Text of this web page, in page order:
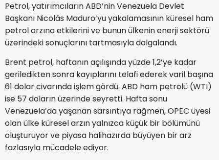
Petrol, yatırımcıların ABD’nin Venezuela Devlet
Başkanı Nicolás Maduro’yu yakalamasının küresel ham
petrol arzına etkilerini ve bunun ülkenin enerji sektörü
üzerindeki sonuçlarını tartmasıyla dalgalandı.
Brent petrol, haftanın açılışında yüzde 1,2’ye kadar
geriledikten sonra kayıplarını telafi ederek varil başına
61 dolar civarında işlem gördü. ABD ham petrolü (WTI)
ise 57 doların üzerinde seyretti. Hafta sonu
Venezuela’da yaşanan sarsıntıya rağmen, OPEC üyesi
olan ülke küresel arzın yalnızca küçük bir bölümünü
oluşturuyor ve piyasa halihazırda büyüyen bir arz
fazlasıyla mücadele ediyor.